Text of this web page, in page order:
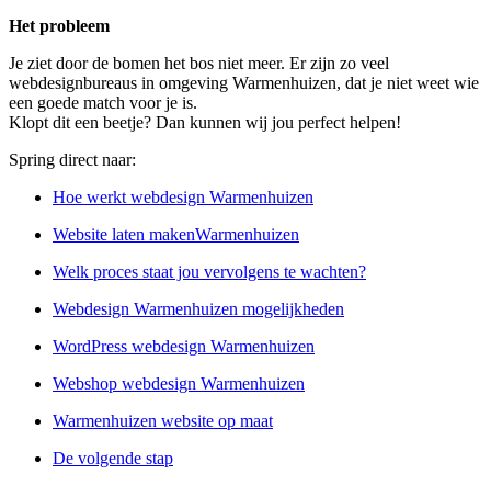
Het probleem
Je ziet door de bomen het bos niet meer. Er zijn zo veel
webdesignbureaus in omgeving Warmenhuizen, dat je niet weet wie
een goede match voor je is.
Klopt dit een beetje? Dan kunnen wij jou perfect helpen!
Spring direct naar:
Hoe werkt webdesign Warmenhuizen
Website laten makenWarmenhuizen
Welk proces staat jou vervolgens te wachten?
Webdesign Warmenhuizen mogelijkheden
WordPress webdesign Warmenhuizen
Webshop webdesign Warmenhuizen
Warmenhuizen website op maat
De volgende stap